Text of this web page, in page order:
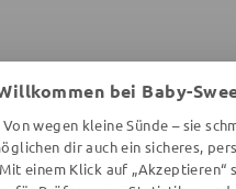
bei Baby-
wegen kleine Sünde – sie
dir auch ein sicheres,
einem Klick auf „Akzeptieren“